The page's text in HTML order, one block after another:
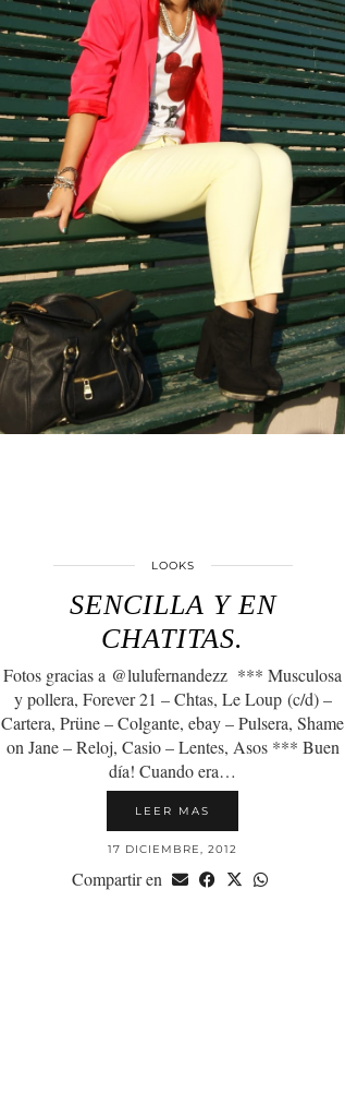
LOOKS
SENCILLA Y EN
CHATITAS.
Fotos gracias a @lulufernandezz *** Musculosa
y pollera, Forever 21 – Chtas, Le Loup (c/d) –
Cartera, Prüne – Colgante, ebay – Pulsera, Shame
on Jane – Reloj, Casio – Lentes, Asos *** Buen
día! Cuando era…
LEER MAS
17 DICIEMBRE, 2012
Compartir en